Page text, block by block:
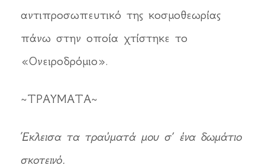
αντιπροσωπευτικό της κοσμοθεωρίας
πάνω στην οποία χτίστηκε το
«Ονειροδρόμιο».
~ΤΡΑΥΜΑΤΑ~
Έκλεισα τα τραύματά μου σ’ ένα δωμάτιο
σκοτεινό.